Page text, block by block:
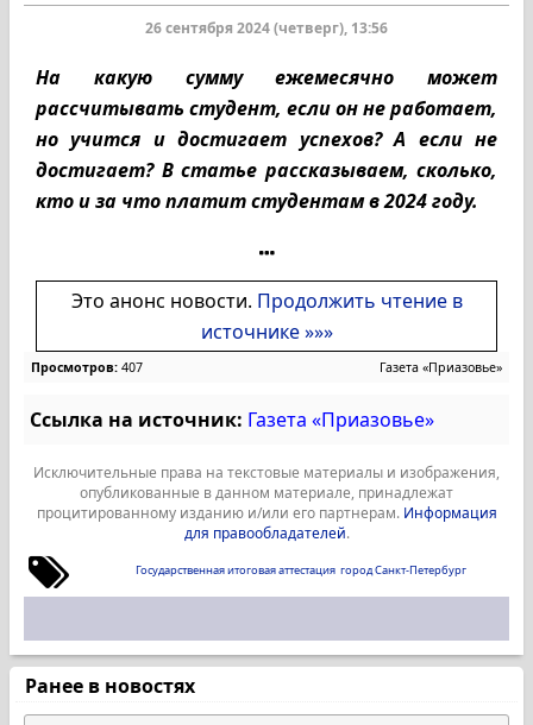
26 сентября 2024 (четверг), 13:56
На какую сумму ежемесячно может
рассчитывать студент, если он не работает,
но учится и достигает успехов? А если не
достигает? В статье рассказываем, сколько,
кто и за что платит студентам в 2024 году.
Это анонс новости. Продолжить чтение в
источнике »»»
Просмотров: 407 Газета «Приазовье»
Ссылка на источник: Газета «Приазовье»
Исключительные права на текстовые материалы и изображения,
опубликованные в данном материале, принадлежат
процитированному изданию и/или его партнерам. Информация
для правообладателей.
Государственная итоговая аттестация город Санкт-Петербург
Ранее в новостях